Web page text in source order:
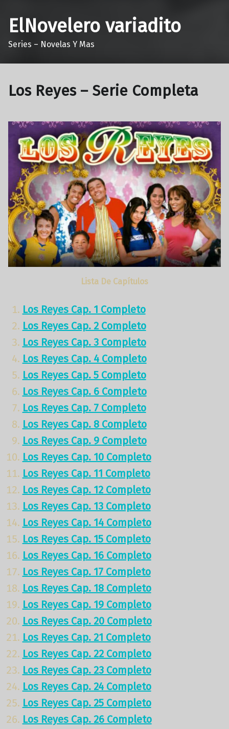
ElNovelero variadito
Series – Novelas Y Mas
Los Reyes – Serie Completa
Lista De Capítulos
Los Reyes Cap. 1 Completo
Los Reyes Cap. 2 Completo
Los Reyes Cap. 3 Completo
Los Reyes Cap. 4 Completo
Los Reyes Cap. 5 Completo
Los Reyes Cap. 6 Completo
Los Reyes Cap. 7 Completo
Los Reyes Cap. 8 Completo
Los Reyes Cap. 9 Completo
Los Reyes Cap. 10 Completo
Los Reyes Cap. 11 Completo
Los Reyes Cap. 12 Completo
Los Reyes Cap. 13 Completo
Los Reyes Cap. 14 Completo
Los Reyes Cap. 15 Completo
Los Reyes Cap. 16 Completo
Los Reyes Cap. 17 Completo
Los Reyes Cap. 18 Completo
Los Reyes Cap. 19 Completo
Los Reyes Cap. 20 Completo
Los Reyes Cap. 21 Completo
Los Reyes Cap. 22 Completo
Los Reyes Cap. 23 Completo
Los Reyes Cap. 24 Completo
Los Reyes Cap. 25 Completo
Los Reyes Cap. 26 Completo